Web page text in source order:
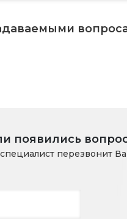
появились
перезвонит